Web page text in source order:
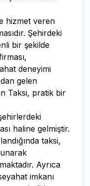
hizmet veren
Şehirdeki
bir şekilde
deneyimi
gelen
Taksi, pratik bir
haline gelmiştir.
taksi,
Ayrıca
imkanı